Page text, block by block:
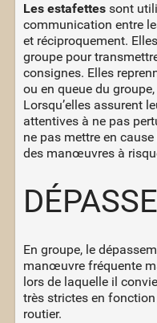
Les estafettessont
communication entre
et réciproquement.
groupe pour
consignes. Elles
ou en queue du
Lorsqu’elles assurent
attentives à ne pas
ne pas mettre en
des manœuvres à
En groupe, le
manœuvre fréquente
lors de laquelle il
très strictes en
routier.